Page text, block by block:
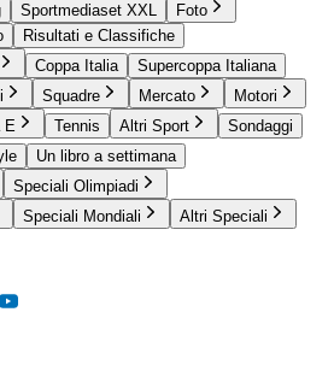
Sportmediaset XXL
Foto
Risultati e Classifiche
Coppa Italia
Supercoppa Italiana
Squadre Mercato
Motori
E Tennis Altri Sport
Sondaggi
Un libro a settimana
Speciali Olimpiadi
Speciali Mondiali Altri Speciali